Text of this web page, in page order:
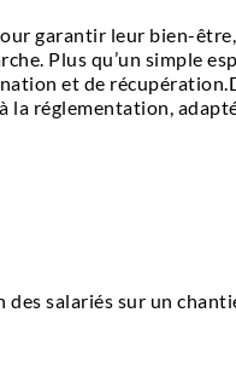
garantir leur bien-
Plus qu’un simple
et de
la réglementation,
des salariés sur un